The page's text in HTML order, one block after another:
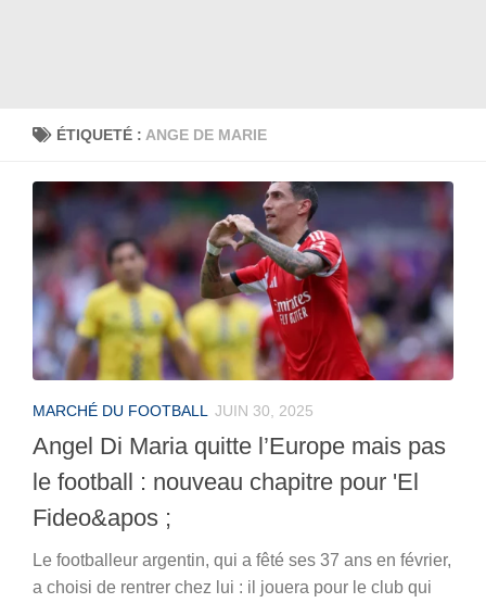
ÉTIQUETÉ : ANGE DE MARIE
MARCHÉ DU FOOTBALL JUIN 30, 2025
Angel Di Maria quitte l’Europe mais pas
le football : nouveau chapitre pour 'El
Fideo&apos ;
Le footballeur argentin, qui a fêté ses 37 ans en février,
a choisi de rentrer chez lui : il jouera pour le club qui